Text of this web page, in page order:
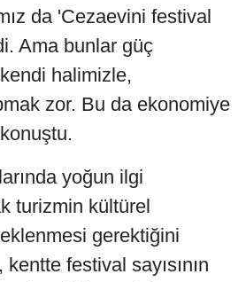
da 'Cezaevini festival
Ama bunlar güç
halimizle,
zor. Bu da ekonomiye
yoğun ilgi
turizmin kültürel
gerektiğini
festival sayısının